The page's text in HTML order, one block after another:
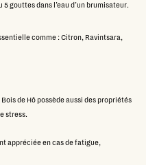
gouttes dans l’eau d’un brumisateur.
comme : Citron, Ravintsara,
de Hô possède aussi des propriétés
stress.
appréciée en cas de fatigue,